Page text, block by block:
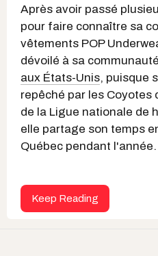
Après avoir passé
pour faire connaître sa
vêtements POP
dévoilé à sa
aux États-Unis, puisque
repêché par les Coyotes
de la Ligue nationale de
elle partage son temps
Québec pendant l'année.
Keep Reading